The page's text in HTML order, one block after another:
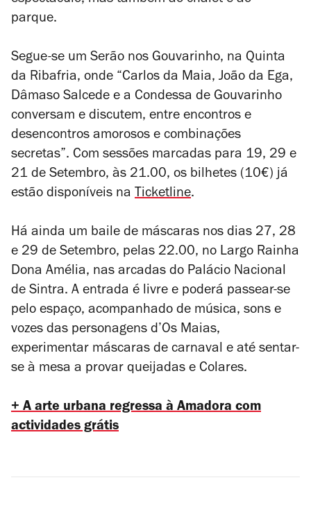
parque.
Segue-se um Serão nos Gouvarinho, na Quinta
da Ribafria, onde “Carlos da Maia, João da Ega,
Dâmaso Salcede e a Condessa de Gouvarinho
conversam e discutem, entre encontros e
desencontros amorosos e combinações
secretas”. Com sessões marcadas para 19, 29 e
21 de Setembro, às 21.00, os bilhetes (10€) já
estão disponíveis na Ticketline.
Há ainda um baile de máscaras nos dias 27, 28
e 29 de Setembro, pelas 22.00, no Largo Rainha
Dona Amélia, nas arcadas do Palácio Nacional
de Sintra. A entrada é livre e poderá passear-se
pelo espaço, acompanhado de música, sons e
vozes das personagens d’Os Maias,
experimentar máscaras de carnaval e até sentar-
se à mesa a provar queijadas e Colares.
+ A arte urbana regressa à Amadora com
actividades grátis